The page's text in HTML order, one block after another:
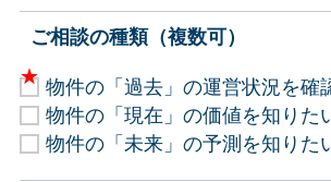
ご相談の種類（複数可）
物件の「過去」の運営状況を確
物件の「現在」の価値を知りた
物件の「未来」の予測を知りた